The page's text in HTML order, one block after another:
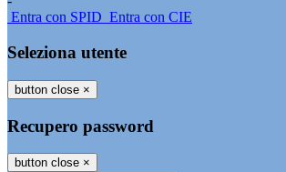
Entra con SPID Entra con CIE
Seleziona utente
button close ×
Recupero password
button close ×